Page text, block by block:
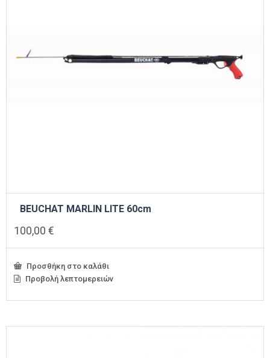
BEUCHAT MARLIN LITE 60cm
100,00 €
Προσθήκη στο καλάθι
Προβολή λεπτομερειών